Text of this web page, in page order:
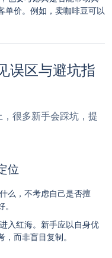
单价。例如，卖咖啡豆可以
误区与避坑指
很多新手会踩坑，提
位
么，不考虑自己是否擅
入红海。新手应以自身优
而非盲目复制。